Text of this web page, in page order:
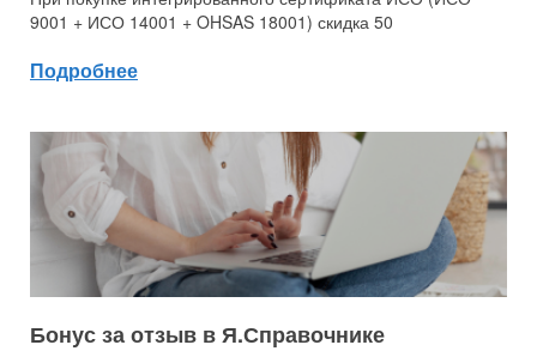
9001 + ИСО 14001 + OHSAS 18001) скидка 50
Подробнее
Бонус за отзыв в Я.Справочнике